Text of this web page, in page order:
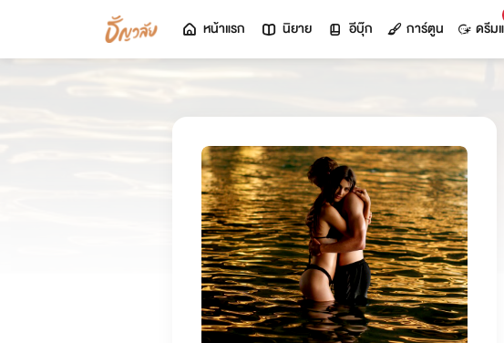
หน้าแรก นิยาย อีบุ๊ก การ์ตูน ดรีม